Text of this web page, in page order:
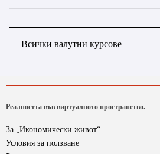
Всички валутни курсове
Реалността във виртуалното пространство.
За „Икономически живот“
Условия за ползване